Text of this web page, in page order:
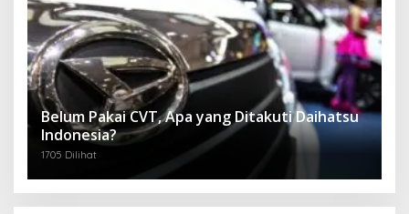
Belum Pakai CVT, Apa yang Ditakuti Daihatsu
Indonesia?
1705 Dilihat